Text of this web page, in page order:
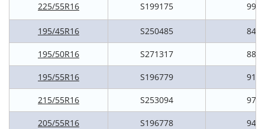
225/55R16 S199175 99H
195/45R16 S250485 84H
195/50R16 S271317 88H
195/55R16 S196779 91H
215/55R16 S253094 97H
205/55R16 S196778 94H